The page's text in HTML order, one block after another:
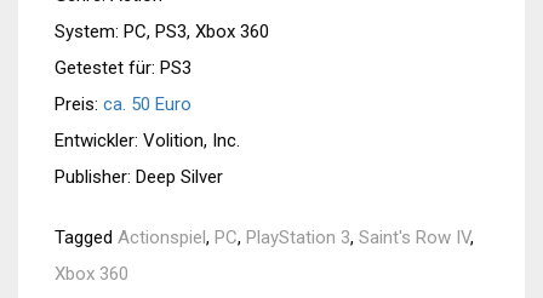
System: PC, PS3, Xbox 360
Getestet für: PS3
Preis: ca. 50 Euro
Entwickler: Volition, Inc.
Publisher: Deep Silver
Tagged Actionspiel, PC, PlayStation 3, Saint's Row IV,
Xbox 360